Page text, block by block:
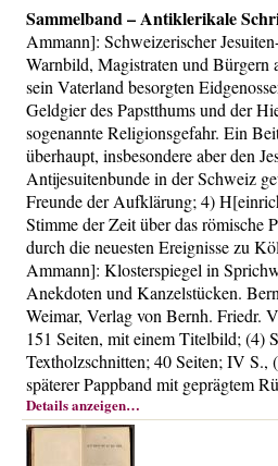
Sammelband – Antiklerikale
Ammann]: Schweizerischer
Warnbild, Magistraten und Bürgern
sein Vaterland besorgten
Geldgier des Papstthums und der
sogenannte Religionsgefahr. Ein
überhaupt, insbesondere aber den
Antijesuitenbunde in der Schweiz
Freunde der Aufklärung; 4)
Stimme der Zeit über das römische
durch die neuesten Ereignisse zu
Ammann]: Klosterspiegel in
Anekdoten und Kanzelstücken.
Weimar, Verlag von Bernh. Friedr.
151 Seiten, mit einem Titelbild; (4)
Textholzschnitten; 40 Seiten; IV S.,
späterer Pappband mit geprägtem
Details anzeigen…